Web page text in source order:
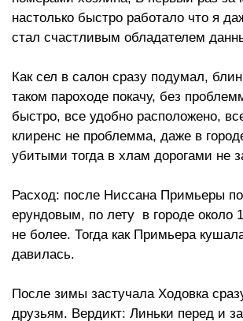
настолько быстро работало что я
стал счастливым обладателем
Как сел в салон сразу подумал,
таком пароходе покачу, без
быстро, все удобно расположено,
клиренс не проблемма, даже в
убитыми тогда в хлам дорогами не
Расход: после Ниссана Примьеры
ерундовым, по лету в городе около
не более. Тогда как Примьера
давилась.
После зимы застучала Ходовка
друзьям. Вердикт: Линьки перед и